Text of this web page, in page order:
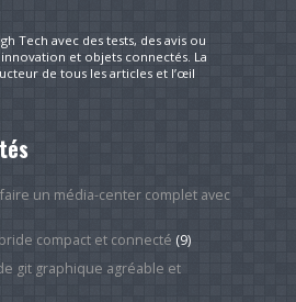
Tech avec des tests, des avis ou
et objets connectés. La
de tous les articles et l’œil
un média-center complet avec
compact et connecté (9)
git graphique agréable et